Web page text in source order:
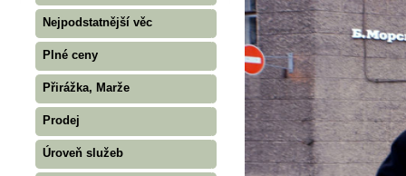
Nejpodstatnější věc
Plné ceny
Přirážka, Marže
Prodej
Úroveň služeb